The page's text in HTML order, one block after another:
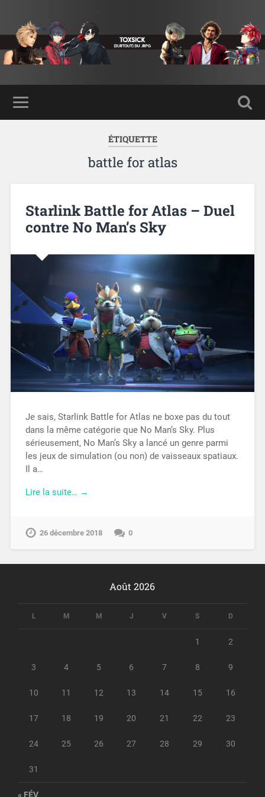
ÉTIQUETTE
battle for atlas
Starlink Battle for Atlas – Duel
contre No Man’s Sky
Je sais, Starlink Battle for Atlas ne boxe pas du tout
dans la même catégorie que No Man’s Sky. Plus
sérieusement, No Man’s Sky a lancé un genre parmi
les jeux de simulation (ou non) de vaisseaux spatiaux.
Il a…
Lire la suite… →
26 décembre 2018 0
Août 2026
L M M J V S D
1 2
3 4 5 6 7 8 9
10 11 12 13 14 15 16
17 18 19 20 21 22 23
24 25 26 27 28 29 30
31
« FÉV